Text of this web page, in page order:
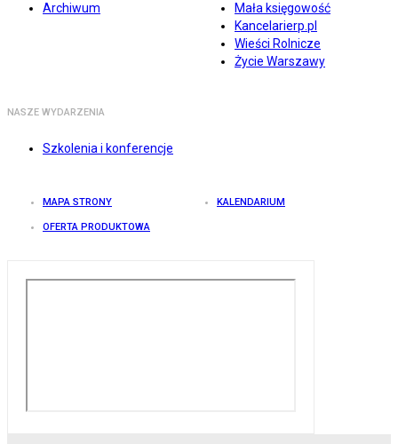
Archiwum
Mała księgowość
Kancelarierp.pl
Wieści Rolnicze
Życie Warszawy
NASZE WYDARZENIA
Szkolenia i konferencje
MAPA STRONY KALENDARIUM
OFERTA PRODUKTOWA